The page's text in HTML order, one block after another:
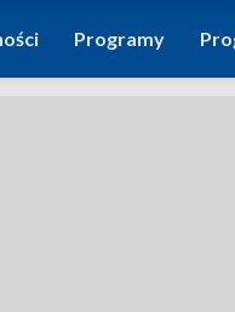
Programy